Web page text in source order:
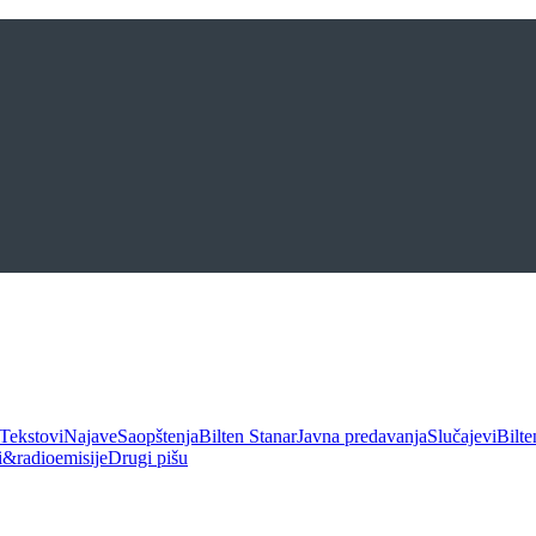
TekstoviNajaveSaopštenjaBilten StanarJavna predavanjaSlučajevi
Drugi pišu